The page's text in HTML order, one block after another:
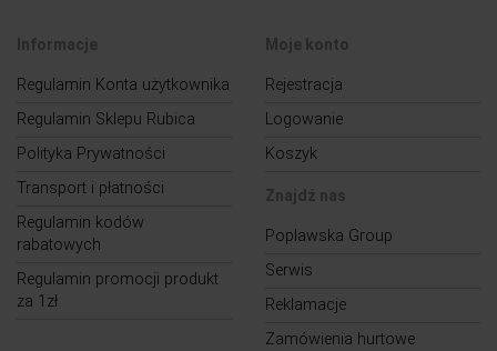
Informacje
Regulamin Konta użytkownika
Regulamin Sklepu Rubica
Polityka Prywatności
Transport i płatności
Regulamin kodów
rabatowych
Regulamin promocji produkt
za 1zł
Moje konto
Rejestracja
Logowanie
Koszyk
Znajdź nas
Poplawska Group
Serwis
Reklamacje
Zamówienia hurtowe